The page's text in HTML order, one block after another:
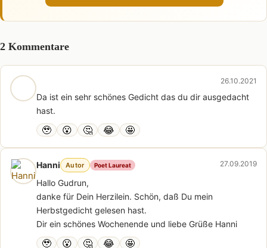
2 Kommentare
26.10.2021
Da ist ein sehr schönes Gedicht das du dir ausgedacht
hast.
🥹 😮 🤔 😂 🤩
Hanni Autor Poet Laureat 27.09.2019
Hallo Gudrun,
danke für Dein Herzilein. Schön, daß Du mein
Herbstgedicht gelesen hast.
Dir ein schönes Wochenende und liebe Grüße Hanni
🥹 😮 🤔 😂 🤩